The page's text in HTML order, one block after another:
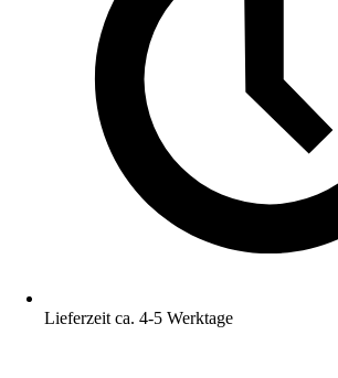
Lieferzeit ca. 4-5 Werktage